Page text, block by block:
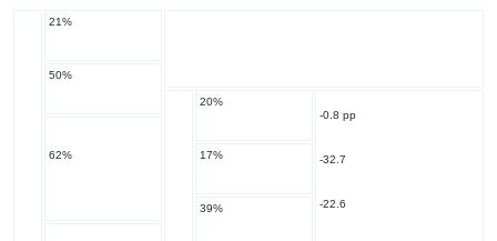
21%
50%
20%
-0.8 pp
-32.7
-22.6
62% 17%
39%